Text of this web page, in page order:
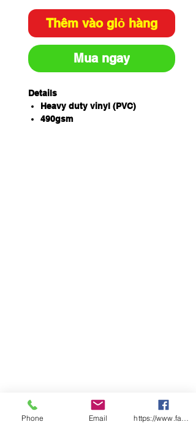
Thêm vào giỏ hàng
Mua ngay
Details
Heavy duty vinyl (PVC)
490gsm
Phone Email